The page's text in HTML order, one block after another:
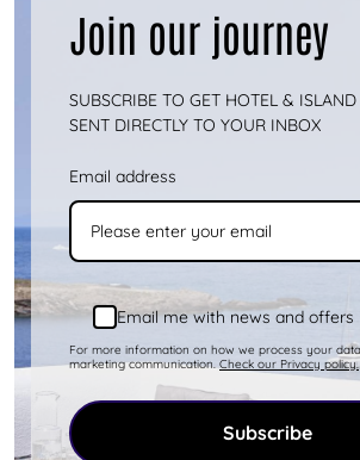
Thermia Storie |
#bastatermia
Join our journey
SUBSCRIBE TO GET HOTEL & ISLAND
SENT DIRECTLY TO YOUR INBOX
Email address
Email me with news and offers
For more information on how we process your
marketing communication. Check our Privacy policy.
Subscribe